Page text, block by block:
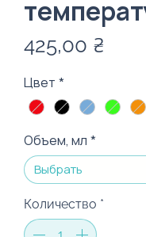
425,00 ₴
Цвет *
Объем, мл *
Количество *